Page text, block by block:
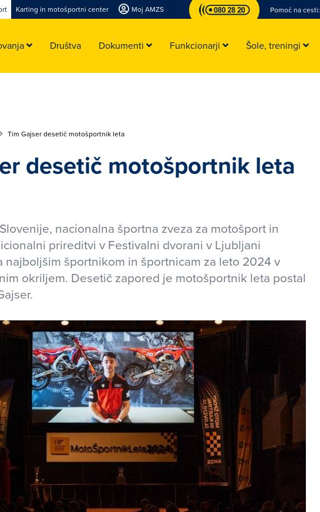
Karting in motošportni center Moj AMZS Pomoč na cesti:
Društva Dokumenti Funkcionarji Šole, treningi
Tim Gajser desetič motošportnik leta
desetič motošportnik leta
nacionalna športna zveza za motošport in
prireditvi v Festivalni dvorani v Ljubljani
najboljšim športnikom in športnicam za leto 2024 v
okriljem. Desetič zapored je motošportnik leta postal